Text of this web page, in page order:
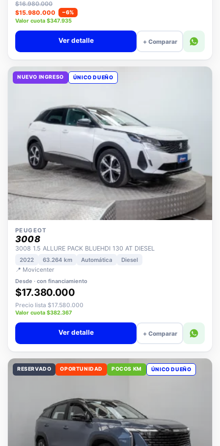
Lista
$16.980.000
$15.980.000
−6%
Valor cuota $347.935
+ Comparar
NUEVO INGRESO
PEUGEOT
3008
3008 1.5 ALLURE PACK BLUEHDI 130 AT DIESEL
2022 63.264 km
📍 Movicenter
Desde · con financiamiento
$17.380.000
Precio lista $17.580.000
Valor cuota $382.367
+ Comparar
RESERVADO OPORTUNIDAD POCOS KM